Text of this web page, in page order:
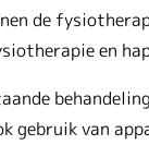
de
en
gebruik van